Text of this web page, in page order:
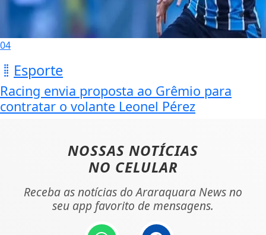
04
Esporte
Racing envia proposta ao Grêmio para
contratar o volante Leonel Pérez
NOSSAS NOTÍCIAS
NO CELULAR
Receba as notícias do Araraquara News no
seu app favorito de mensagens.